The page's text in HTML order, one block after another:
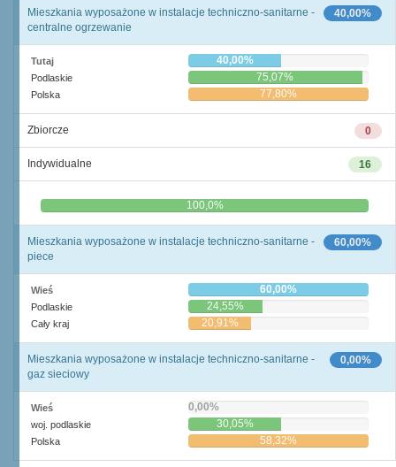
40,00%
Mieszkania wyposażone w instalacje techniczno-sanitarne -
centralne ogrzewanie
Tutaj 40,00%
Podlaskie 75,07%
Polska 77,80%
0
Zbiorcze
16
Indywidualne
0,0% 100,0%
60,00%
Mieszkania wyposażone w instalacje techniczno-sanitarne -
piece
Wieś 60,00%
Podlaskie 24,55%
Cały kraj 20,91%
0,00%
Mieszkania wyposażone w instalacje techniczno-sanitarne -
gaz sieciowy
Wieś 0,00%
woj. podlaskie 30,05%
Polska 58,32%